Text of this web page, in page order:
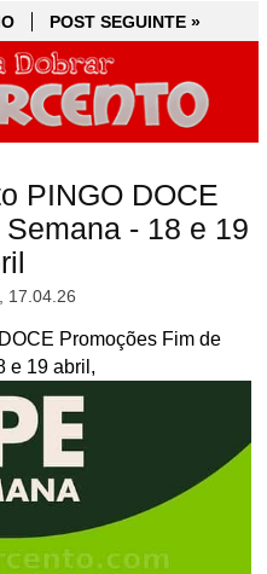
POST SEGUINTE »
PINGO DOCE
- 18 e 19
17.04.26
Promoções Fim de
e 19 abril,
POST SEGUINTE »